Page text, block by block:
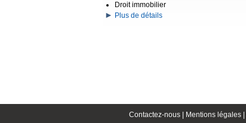
Droit immobilier
Plus de détails
Contactez-nous | Mentions légales |